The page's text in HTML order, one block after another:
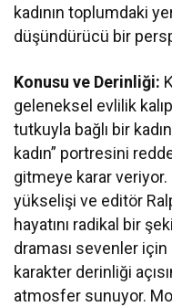
kadının toplumdaki
düşündürücü bir
Konusu ve Derinliği:
geleneksel evlilik
tutkuyla bağlı bir
kadın” portresini
gitmeye karar
yükselişi ve editör
hayatını radikal bir
draması sevenler
karakter derinliği
atmosfer sunuyor.